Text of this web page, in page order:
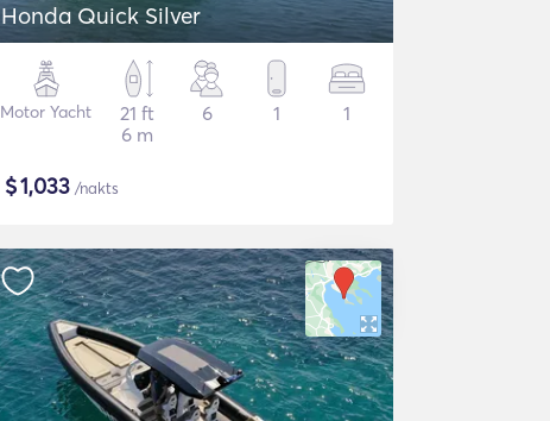
Honda Quick Silver
Motor Yacht
21 ft
6 m
6 1 1
$1,033 /nakts